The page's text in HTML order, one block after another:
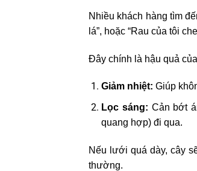
Nhiều khách hàng tìm
lá”, hoặc “Rau của tôi
Đây chính là hậu quả
Giảm nhiệt: Giúp
Lọc sáng: Cản bớt
quang hợp) đi qua.
Nếu lưới quá dày, cây
thường.